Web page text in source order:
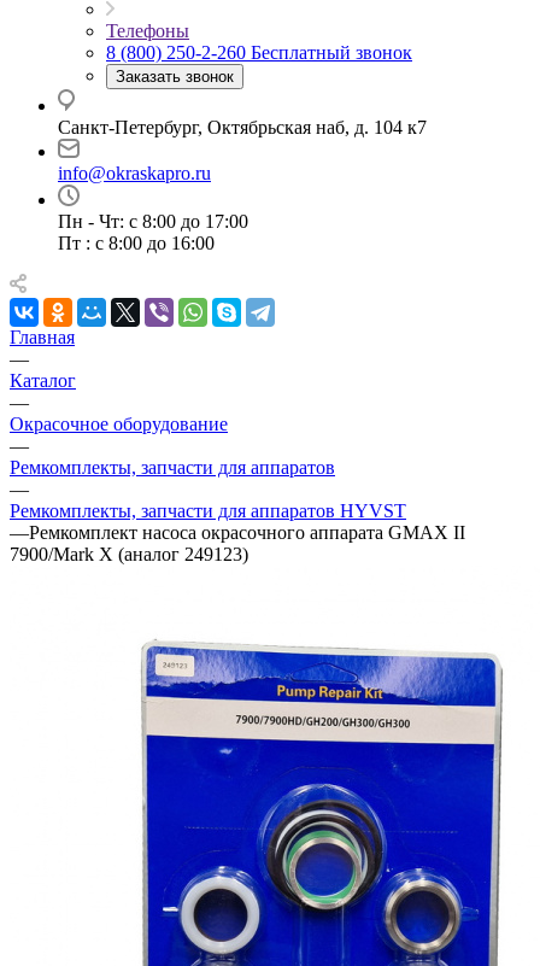
Телефоны
8 (800) 250-2-260 Бесплатный звонок
Заказать звонок
Санкт-Петербург, Октябрьская наб, д. 104 к7
info@okraskapro.ru
Пн - Чт: с 8:00 до 17:00
Пт : с 8:00 до 16:00
Главная
—
Каталог
—
Окрасочное оборудование
—
Ремкомплекты, запчасти для аппаратов
—
Ремкомплекты, запчасти для аппаратов HYVST
—Ремкомплект насоса окрасочного аппарата GMAX II
7900/Mark X (аналог 249123)